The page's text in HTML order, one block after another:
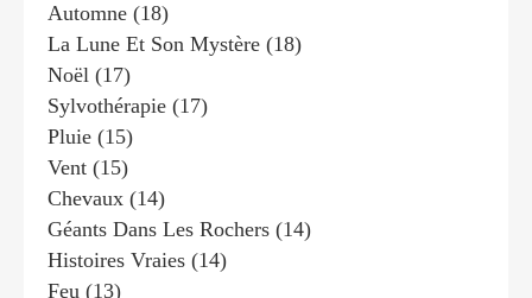
Automne (18)
La Lune Et Son Mystère (18)
Noël (17)
Sylvothérapie (17)
Pluie (15)
Vent (15)
Chevaux (14)
Géants Dans Les Rochers (14)
Histoires Vraies (14)
Feu (13)